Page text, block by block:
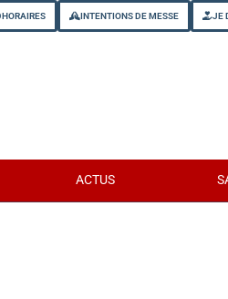
HORAIRES INTENTIONS DE MESSE JE
ACTUS